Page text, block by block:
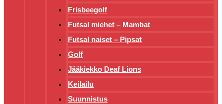
Frisbeegolf
Futsal miehet – Mambat
Futsal naiset – Pipsat
Golf
Jääkiekko Deaf Lions
Keilailu
Suunnistus